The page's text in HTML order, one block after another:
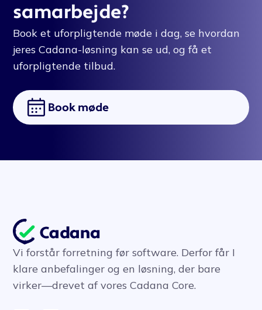
samarbejde?
Book et uforpligtende møde i dag, se hvordan
jeres Cadana-løsning kan se ud, og få et
uforpligtende tilbud.
Book møde
Vi forstår forretning før software. Derfor får I
klare anbefalinger og en løsning, der bare
virker—drevet af vores Cadana Core.